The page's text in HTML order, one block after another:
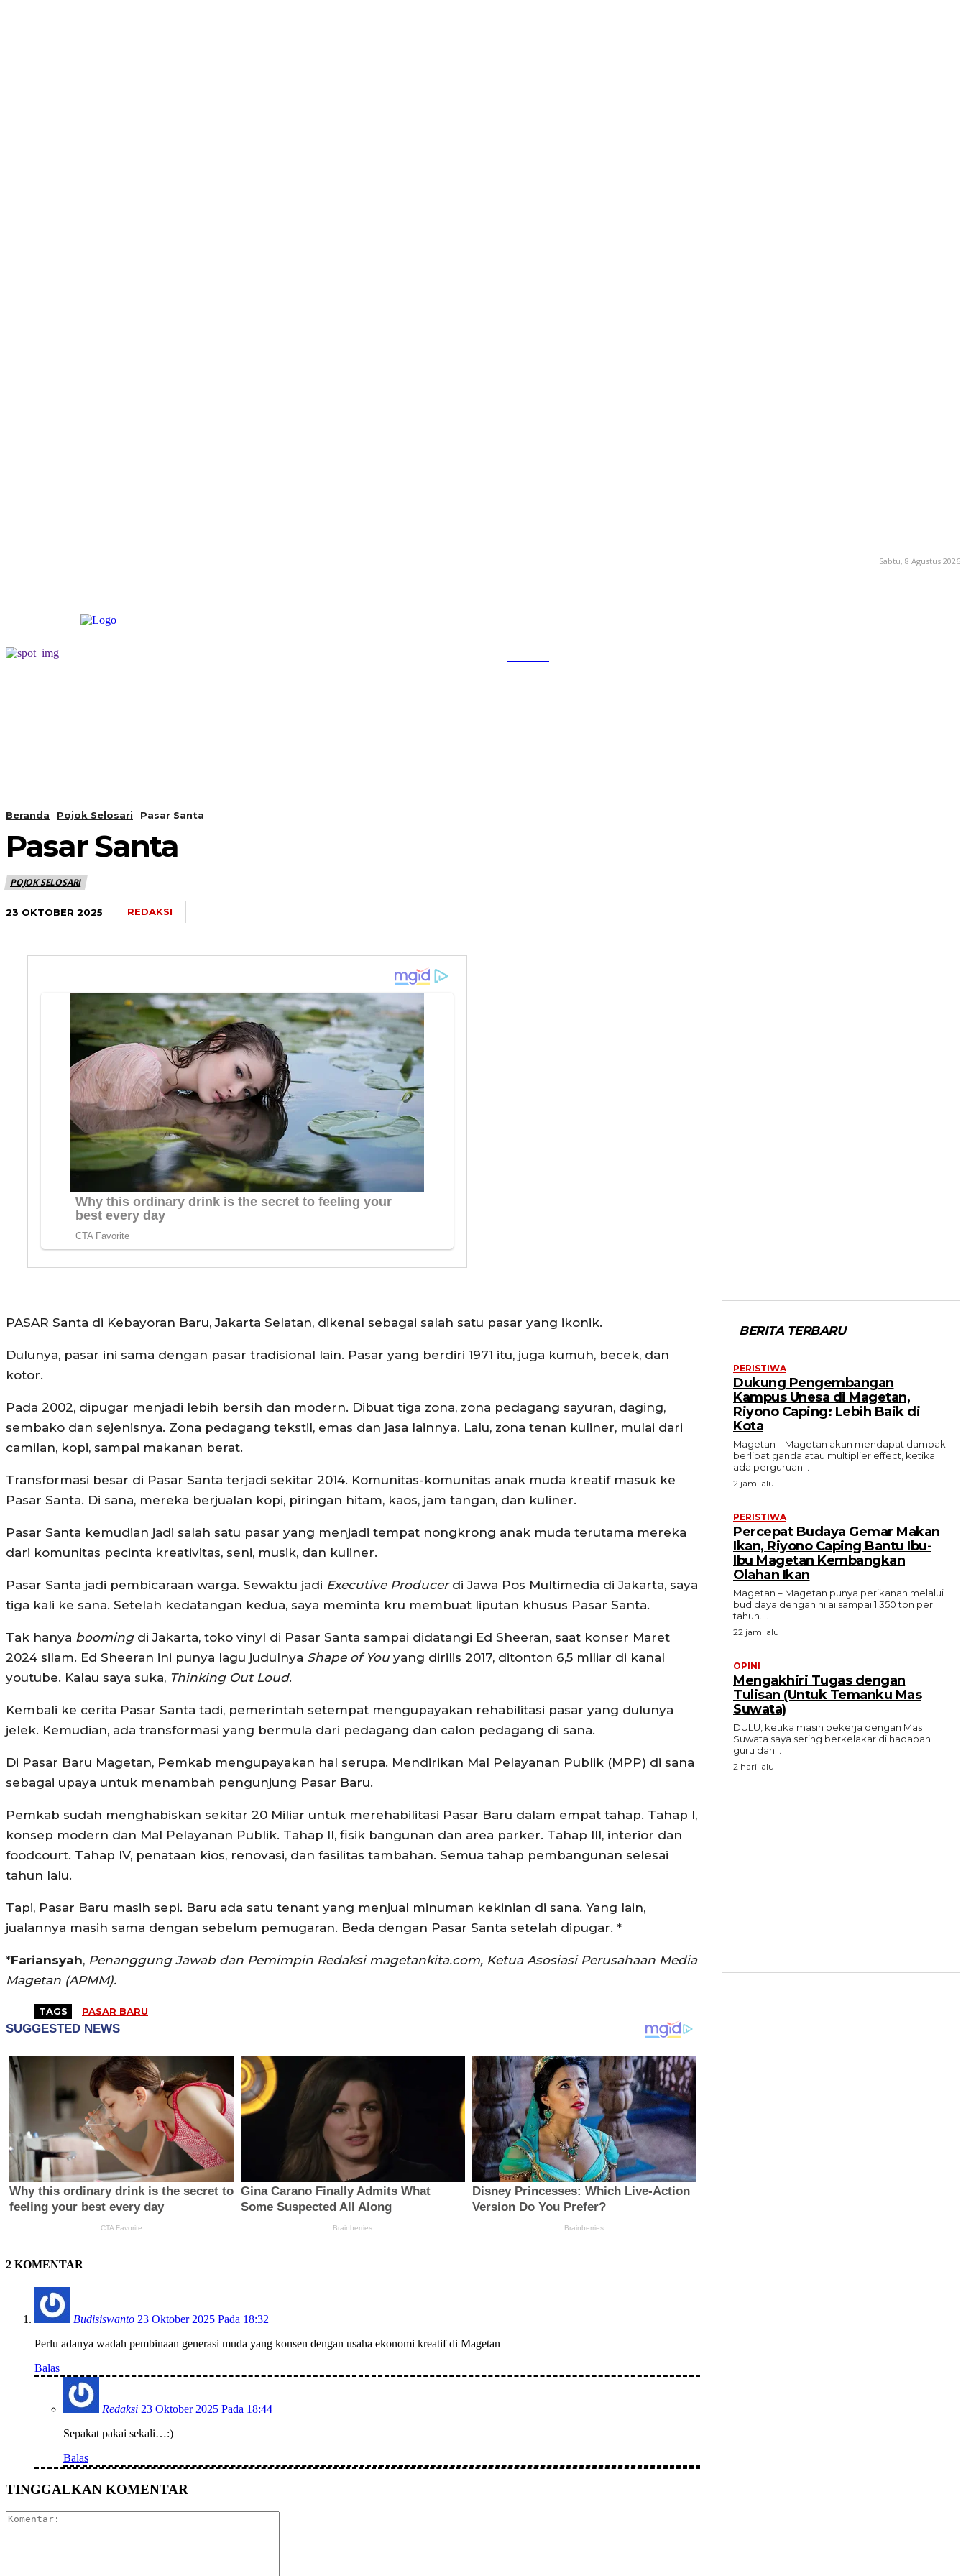
Sabtu, 8 Agustus 2026
Beranda Pojok Selosari Pasar Santa
Pasar Santa
POJOK SELOSARI
23 OKTOBER 2025 REDAKSI
PASAR Santa di Kebayoran Baru, Jakarta Selatan, dikenal sebagai salah satu pasar yang ikonik.
Dulunya, pasar ini sama dengan pasar tradisional lain. Pasar yang berdiri 1971 itu, juga kumuh, becek, dan
kotor.
Pada 2002, dipugar menjadi lebih bersih dan modern. Dibuat tiga zona, zona pedagang sayuran, daging,
sembako dan sejenisnya. Zona pedagang tekstil, emas dan jasa lainnya. Lalu, zona tenan kuliner, mulai dari
camilan, kopi, sampai makanan berat.
Transformasi besar di Pasar Santa terjadi sekitar 2014. Komunitas-komunitas anak muda kreatif masuk ke
Pasar Santa. Di sana, mereka berjualan kopi, piringan hitam, kaos, jam tangan, dan kuliner.
Pasar Santa kemudian jadi salah satu pasar yang menjadi tempat nongkrong anak muda terutama mereka
dari komunitas pecinta kreativitas, seni, musik, dan kuliner.
Pasar Santa jadi pembicaraan warga. Sewaktu jadi Executive Producerdi Jawa Pos Multimedia di Jakarta, saya
tiga kali ke sana. Setelah kedatangan kedua, saya meminta kru membuat liputan khusus Pasar Santa.
Tak hanya boomingdi Jakarta, toko vinyl di Pasar Santa sampai didatangi Ed Sheeran, saat konser Maret
2024 silam. Ed Sheeran ini punya lagu judulnya Shape of You yang dirilis 2017, ditonton 6,5 miliar di kanal
youtube. Kalau saya suka, Thinking Out Loud.
Kembali ke cerita Pasar Santa tadi, pemerintah setempat mengupayakan rehabilitasi pasar yang dulunya
jelek. Kemudian, ada transformasi yang bermula dari pedagang dan calon pedagang di sana.
Di Pasar Baru Magetan, Pemkab mengupayakan hal serupa. Mendirikan Mal Pelayanan Publik (MPP) di sana
sebagai upaya untuk menambah pengunjung Pasar Baru.
Pemkab sudah menghabiskan sekitar 20 Miliar untuk merehabilitasi Pasar Baru dalam empat tahap. Tahap I,
konsep modern dan Mal Pelayanan Publik. Tahap II, fisik bangunan dan area parker. Tahap III, interior dan
foodcourt. Tahap IV, penataan kios, renovasi, dan fasilitas tambahan. Semua tahap pembangunan selesai
tahun lalu.
Tapi, Pasar Baru masih sepi. Baru ada satu tenant yang menjual minuman kekinian di sana. Yang lain,
jualannya masih sama dengan sebelum pemugaran. Beda dengan Pasar Santa setelah dipugar. *
*Fariansyah, Penanggung Jawab dan Pemimpin Redaksi magetankita.com, Ketua Asosiasi Perusahaan Media
Magetan (APMM).
TAGS PASAR BARU
2 KOMENTAR
Budisiswanto 23 Oktober 2025 Pada 18:32
Perlu adanya wadah pembinaan generasi muda yang konsen dengan usaha ekonomi kreatif di Magetan
Balas
Redaksi 23 Oktober 2025 Pada 18:44
Sepakat pakai sekali…:)
Balas
TINGGALKAN KOMENTAR
BERITA TERBARU
PERISTIWA
Dukung Pengembangan
Kampus Unesa di Magetan,
Riyono Caping: Lebih Baik di
Kota
Magetan – Magetan akan mendapat dampak
berlipat ganda atau multiplier effect, ketika
ada perguruan...
2 jam lalu
PERISTIWA
Percepat Budaya Gemar Makan
Ikan, Riyono Caping Bantu Ibu-
Ibu Magetan Kembangkan
Olahan Ikan
Magetan – Magetan punya perikanan melalui
budidaya dengan nilai sampai 1.350 ton per
tahun....
22 jam lalu
OPINI
Mengakhiri Tugas dengan
Tulisan (Untuk Temanku Mas
Suwata)
DULU, ketika masih bekerja dengan Mas
Suwata saya sering berkelakar di hadapan
guru dan...
2 hari lalu